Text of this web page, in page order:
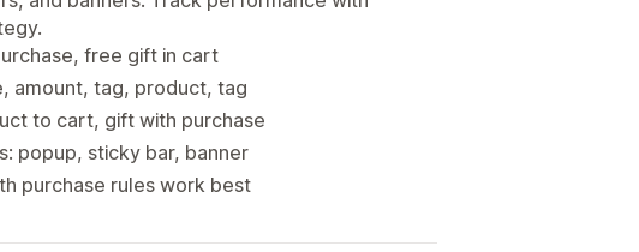
free gift in cart
amount, tag, product, tag
to cart, gift with purchase
popup, sticky bar, banner
purchase rules work best